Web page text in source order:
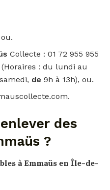
Collecte : 01 72 955 955
: du lundi au
de9h à 13h), ou.
des
?
à Emmaüs en Île-de-